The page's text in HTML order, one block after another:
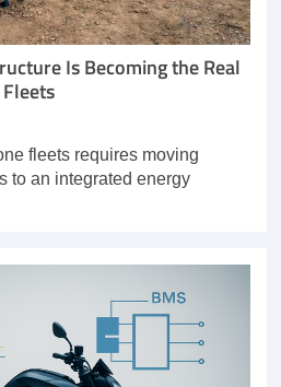
Is Becoming the Real
fleets requires moving
to an integrated energy